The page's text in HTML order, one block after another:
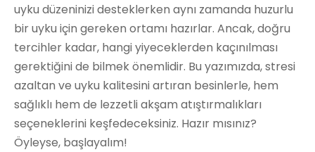
uyku düzeninizi desteklerken aynı zamanda huzurlu
bir uyku için gereken ortamı hazırlar. Ancak, doğru
tercihler kadar, hangi yiyeceklerden kaçınılması
gerektiğini de bilmek önemlidir. Bu yazımızda, stresi
azaltan ve uyku kalitesini artıran besinlerle, hem
sağlıklı hem de lezzetli akşam atıştırmalıkları
seçeneklerini keşfedeceksiniz. Hazır mısınız?
Öyleyse, başlayalım!